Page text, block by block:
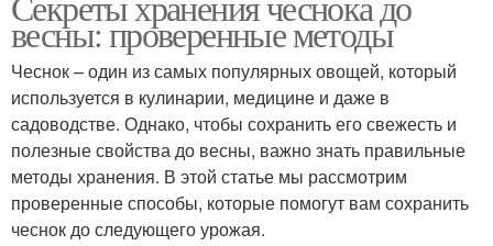
весны: проверенные методы
Чеснок – один из самых популярных овощей, который
используется в кулинарии, медицине и даже в
садоводстве. Однако, чтобы сохранить его свежесть и
полезные свойства до весны, важно знать правильные
методы хранения. В этой статье мы рассмотрим
проверенные способы, которые помогут вам сохранить
чеснок до следующего урожая.